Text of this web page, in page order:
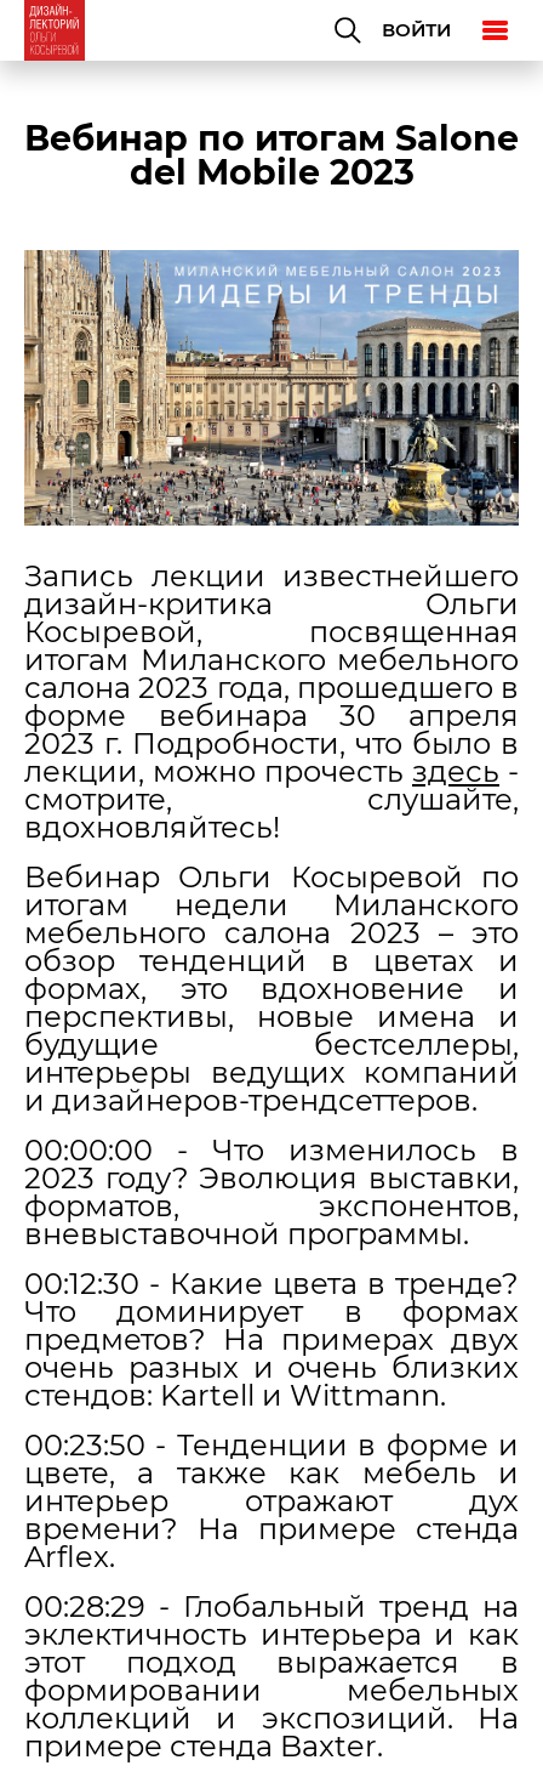
ВОЙТИ
Вебинар по итогам Salone
del Mobile 2023
Запись лекции известнейшего
дизайн-критика Ольги
Косыревой, посвященная
итогам Миланского мебельного
салона 2023 года, прошедшего в
форме вебинара 30 апреля
2023 г. Подробности, что было в
лекции, можно прочесть здесь -
смотрите, слушайте,
вдохновляйтесь!
Вебинар Ольги Косыревой по
итогам недели Миланского
мебельного салона 2023 – это
обзор тенденций в цветах и
формах, это вдохновение и
перспективы, новые имена и
будущие бестселлеры,
интерьеры ведущих компаний
и дизайнеров-трендсеттеров.
00:00:00 - Что изменилось в
2023 году? Эволюция выставки,
форматов, экспонентов,
вневыставочной программы.
00:12:30 - Какие цвета в тренде?
Что доминирует в формах
предметов? На примерах двух
очень разных и очень близких
стендов: Kartell и Wittmann.
00:23:50 - Тенденции в форме и
цвете, а также как мебель и
интерьер отражают дух
времени? На примере стенда
Arflex.
00:28:29 - Глобальный тренд на
эклектичность интерьера и как
этот подход выражается в
формировании мебельных
коллекций и экспозиций. На
примере стенда Baxter.